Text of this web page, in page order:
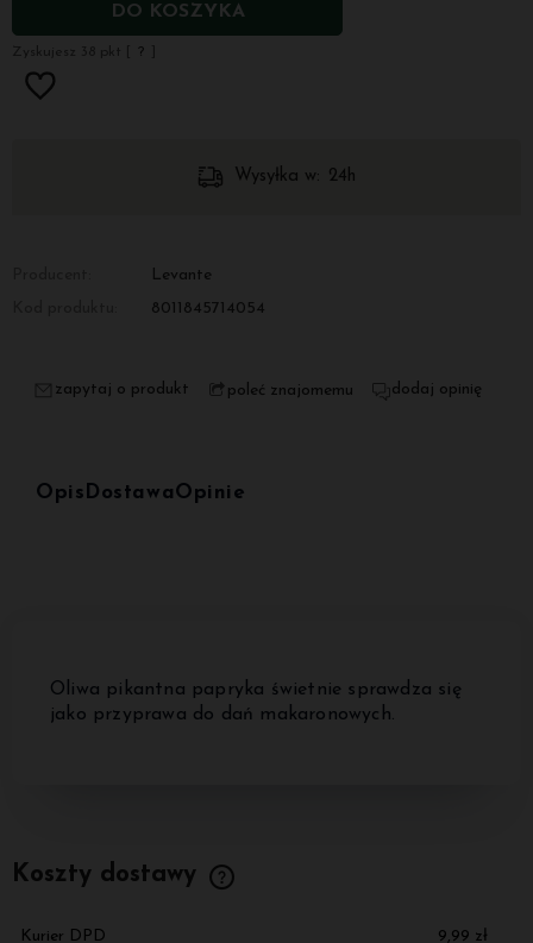
DO KOSZYKA
?
Wysyłka w: 24h
Levante
8011845714054
zapytaj o produkt poleć znajomemu dodaj opinię
Opis DostawaOpinie
Oliwa pikantna papryka świetnie sprawdza się
jako przyprawa do dań makaronowych.
Koszty dostawy
Kurier DPD 9,99 zł